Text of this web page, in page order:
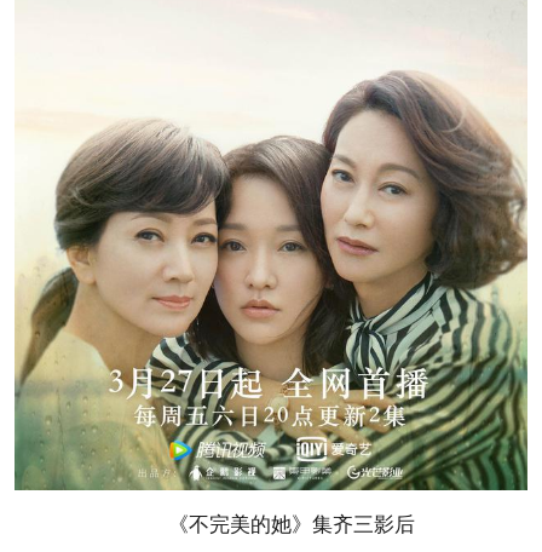
《不完美的她》集齐三影后